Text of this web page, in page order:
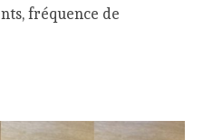
fréquence de